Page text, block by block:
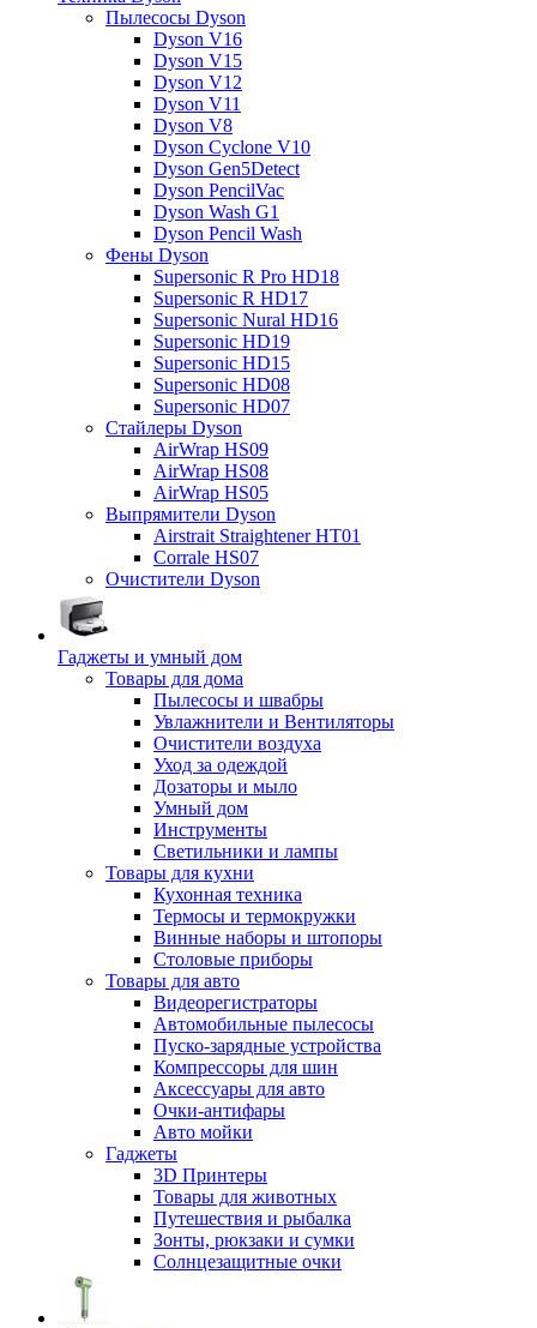
Пылесосы Dyson
Dyson V16
Dyson V15
Dyson V12
Dyson V11
Dyson V8
Dyson Cyclone V10
Dyson Gen5Detect
Dyson PencilVac
Dyson Wash G1
Dyson Pencil Wash
Фены Dyson
Supersonic R Pro HD18
Supersonic R HD17
Supersonic Nural HD16
Supersonic HD19
Supersonic HD15
Supersonic HD08
Supersonic HD07
Стайлеры Dyson
AirWrap HS09
AirWrap HS08
AirWrap HS05
Выпрямители Dyson
Airstrait Straightener HT01
Corrale HS07
Очистители Dyson
Гаджеты и умный дом
Товары для дома
Пылесосы и швабры
Увлажнители и Вентиляторы
Очистители воздуха
Уход за одеждой
Дозаторы и мыло
Умный дом
Инструменты
Светильники и лампы
Товары для кухни
Кухонная техника
Термосы и термокружки
Винные наборы и штопоры
Столовые приборы
Товары для авто
Видеорегистраторы
Автомобильные пылесосы
Пуско-зарядные устройства
Компрессоры для шин
Аксессуары для авто
Очки-антифары
Авто мойки
Гаджеты
3D Принтеры
Товары для животных
Путешествия и рыбалка
Зонты, рюкзаки и сумки
Солнцезащитные очки